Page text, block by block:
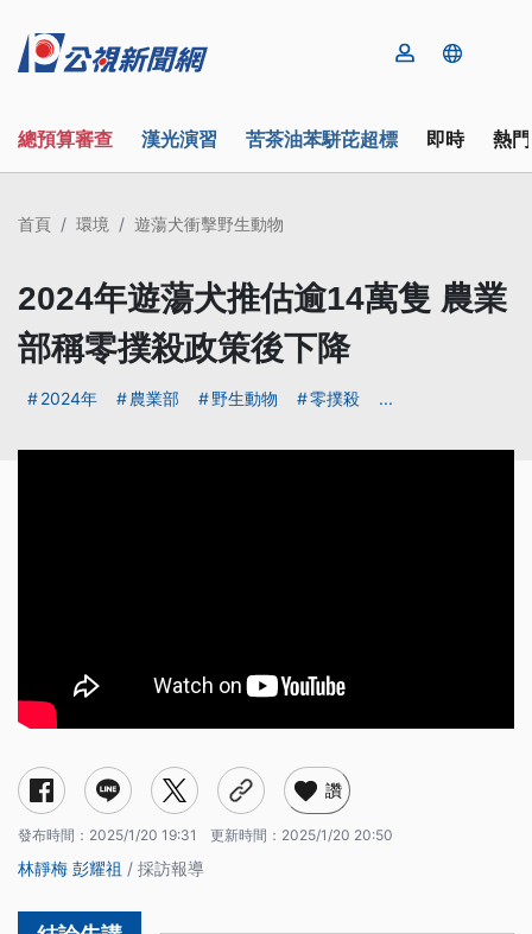
總預算審查 漢光演習 苦茶油苯駢芘超標 即時 熱
首頁 環境 遊蕩犬衝擊野生動物
2024年遊蕩犬推估逾14萬隻 農業
部稱零撲殺政策後下降
2024年 農業部 野生動物 零撲殺 ...
讚
發布時間： 2025/1/20 19:31 更新時間： 2025/1/20 20:50
林靜梅 彭耀祖 / 採訪報導